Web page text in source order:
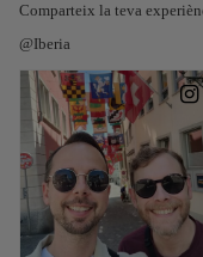
Comparteix la teva
@Iberia